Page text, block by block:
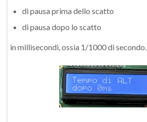
di pausa prima dello scatto
di pausa dopo lo scatto
in millisecondi, ossia 1/1000 di secondo.